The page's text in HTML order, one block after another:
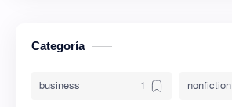
Categoría
business nonfiction